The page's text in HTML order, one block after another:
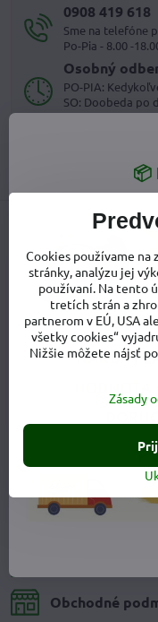
0908 419 618
Sme na telefóne
Po-Pia - 8.00 -
Osobný
PO-PIA:
SO: Doobeda po
VŠETKO O
Doprava a
Výmena tovaru
Vrátenie
Obchodné
Cookies používame
stránky, analýzu jej
používaní. Na tento
tretích strán a
partnerom v EÚ, USA
všetky cookies“
Nižšie môžete nájsť
Zásady
📦